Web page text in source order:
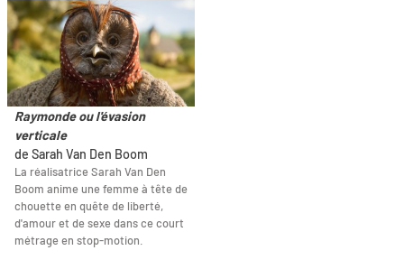
Raymonde ou l'évasion
verticale
de Sarah Van Den Boom
La réalisatrice Sarah Van Den
Boom anime une femme à tête de
chouette en quête de liberté,
d'amour et de sexe dans ce court
métrage en stop-motion.